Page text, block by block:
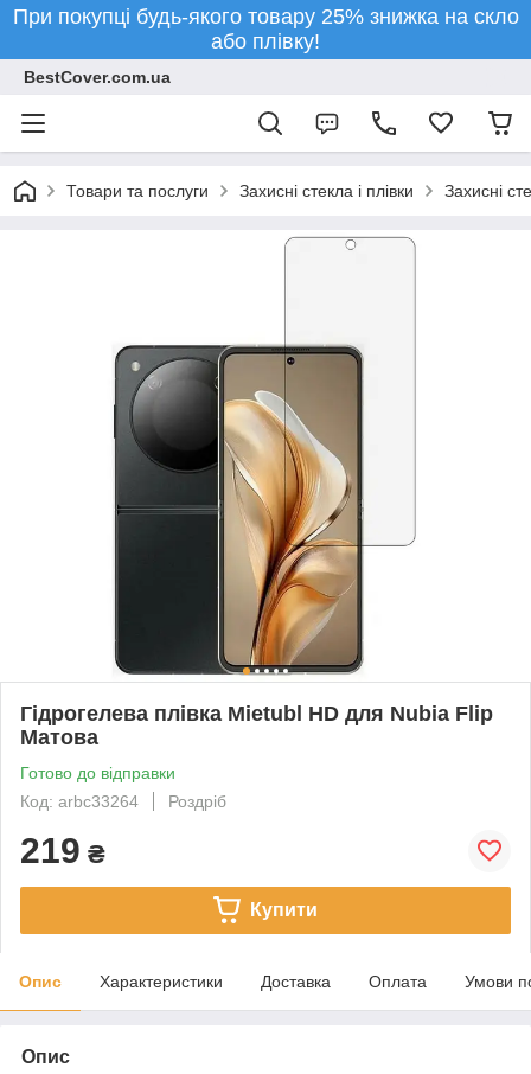
При покупці будь-якого товару 25% знижка на скло
або плівку!
BestCover.com.ua
Товари та послуги Захисні стекла і плівки Захисні
Гідрогелева плівка Mietubl HD для Nubia Flip
Матова
Готово до відправки
Код: arbc33264
Роздріб
219 ₴
Купити
Опис Характеристики Доставка Оплата Умови
Опис